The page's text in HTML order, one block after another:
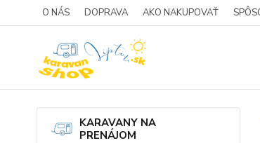
O NÁS DOPRAVA AKO NAKUPOVAŤ
KARAVANY NA
PRENÁJOM